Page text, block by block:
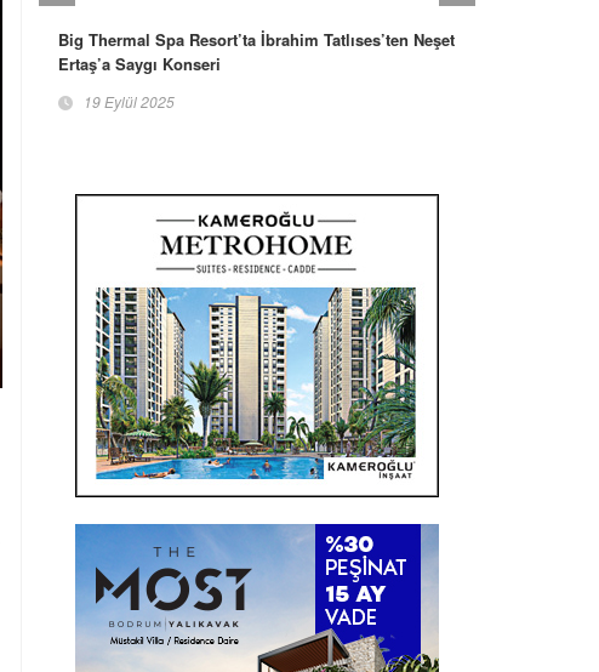
Big Thermal Spa Resort’ta İbrahim Tatlıses’ten Neşet
Ertaş’a Saygı Konseri
19 Eylül 2025